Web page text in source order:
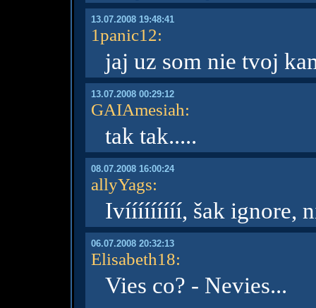
13.07.2008 19:48:41
1panic12:
jaj uz som nie tvoj
13.07.2008 00:29:12
GAIAmesiah:
tak tak.....
08.07.2008 16:00:24
allyYags:
Ivííííííííí, šak ignore,
06.07.2008 20:32:13
Elisabeth18:
Vies co? - Nevies...